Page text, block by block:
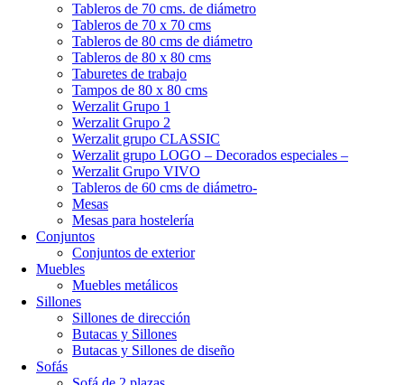
Tableros de 70 cms. de diámetro
Tableros de 70 x 70 cms
Tableros de 80 cms de diámetro
Tableros de 80 x 80 cms
Taburetes de trabajo
Tampos de 80 x 80 cms
Werzalit Grupo 1
Werzalit Grupo 2
Werzalit grupo CLASSIC
Werzalit grupo LOGO – Decorados especiales –
Werzalit Grupo VIVO
Tableros de 60 cms de diámetro-
Mesas
Mesas para hostelería
Conjuntos
Conjuntos de exterior
Muebles
Muebles metálicos
Sillones
Sillones de dirección
Butacas y Sillones
Butacas y Sillones de diseño
Sofás